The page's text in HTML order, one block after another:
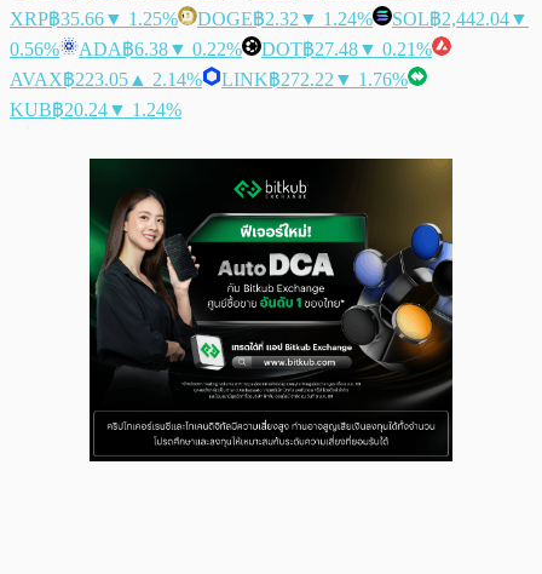
XRP฿35.66▼ 1.25% DOGE฿2.32 ▼ 1.24% SOL฿2,442.04▼
0.56%
ADA฿6.38▼ 0.22% DOT฿27.48▼ 0.21%
AVAX฿223.05 ▲ 2.14% LINK฿272.22 ▼ 1.76%
KUB฿20.24▼ 1.24%